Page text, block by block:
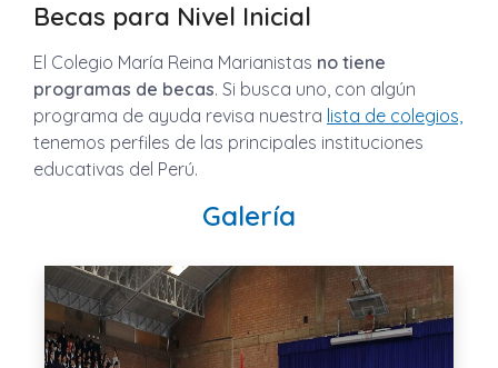
Becas para Nivel Inicial
El Colegio María Reina Marianistas no tiene
programas de becas. Si busca uno, con algún
programa de ayuda revisa nuestra lista de colegios,
tenemos perfiles de las principales instituciones
educativas del Perú.
Galería